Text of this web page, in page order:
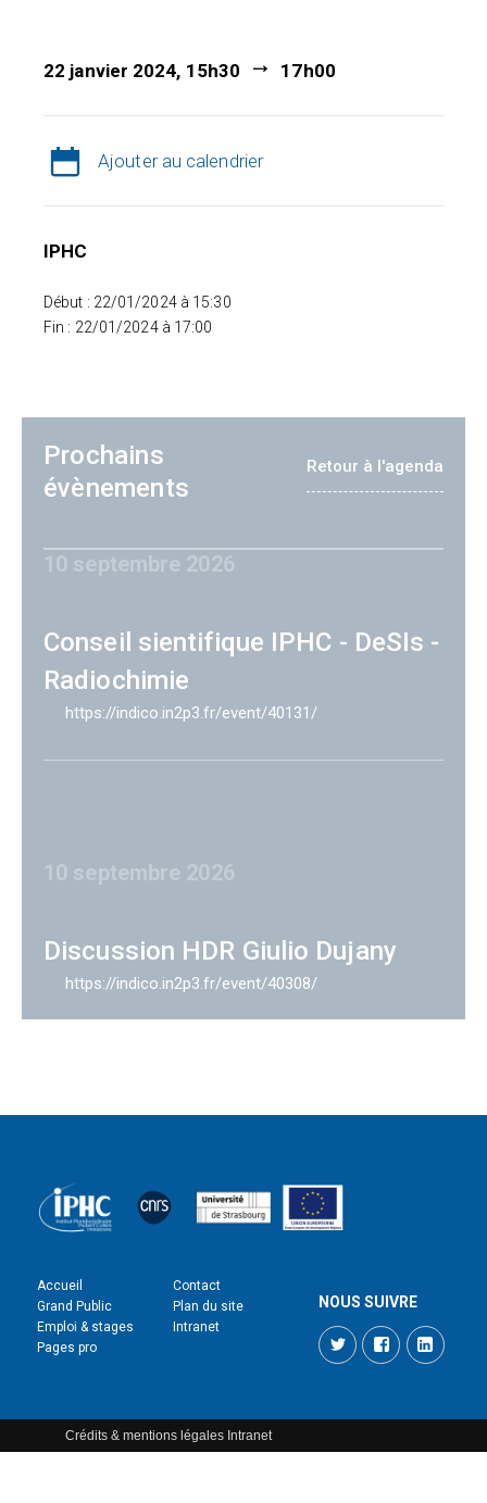
22 janvier 2024, 15h30 17h00
Ajouter au calendrier
IPHC
Début : 22/01/2024 à 15:30
Fin : 22/01/2024 à 17:00
Prochains
évènements
Retour à l'agenda
10 septembre 2026
Conseil sientifique IPHC - DeSIs -
Radiochimie
https://indico.in2p3.fr/event/40131/
10 septembre 2026
Discussion HDR Giulio Dujany
https://indico.in2p3.fr/event/40308/
Accueil
Grand Public
Emploi & stages
Pages pro
Contact
Plan du site
Intranet
NOUS SUIVRE
TwitterFacebook
Crédits & mentions légales Intranet